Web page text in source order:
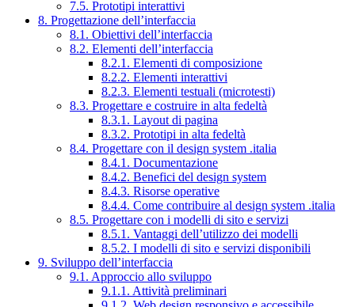
7.5. Prototipi interattivi
8. Progettazione dell’interfaccia
8.1. Obiettivi dell’interfaccia
8.2. Elementi dell’interfaccia
8.2.1. Elementi di composizione
8.2.2. Elementi interattivi
8.2.3. Elementi testuali (microtesti)
8.3. Progettare e costruire in alta fedeltà
8.3.1. Layout di pagina
8.3.2. Prototipi in alta fedeltà
8.4. Progettare con il design system .italia
8.4.1. Documentazione
8.4.2. Benefici del design system
8.4.3. Risorse operative
8.4.4. Come contribuire al design system .italia
8.5. Progettare con i modelli di sito e servizi
8.5.1. Vantaggi dell’utilizzo dei modelli
8.5.2. I modelli di sito e servizi disponibili
9. Sviluppo dell’interfaccia
9.1. Approccio allo sviluppo
9.1.1. Attività preliminari